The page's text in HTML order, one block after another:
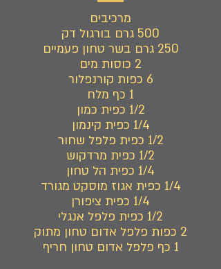
מרכיבים
500 גרם בורגול דק
250 גרם בשר טחון פעמיים
2 כוסות מים
6 כפות קורנפלור
1 כף מלח
1/2 כפית כמון
1/4 כפית קינמון
1/2 כפית פלפל שחור
1/2 כפית מרדקוש
1/4 כפית הל טחון
1/4 כפית אגוז מוסקט מגורד
1/4 כפית ציפורן
1/2 כפית פלפל אנגלי
2 כפות פלפל אדום טחון מתוק
1 כף פלפל אדום טחון חריף